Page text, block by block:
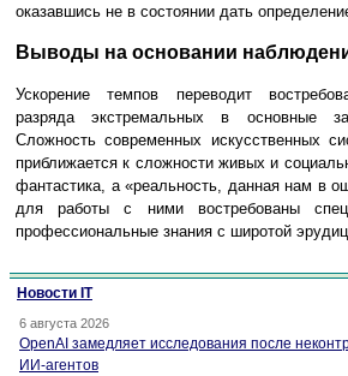
оказавшись не в состоянии дать
Выводы на основании
Ускорение темпов переводит
разряда экстремальных в основные
Сложность современных искусственных
приближается к сложности живых и
фантастика, а «реальность, данная нам в
для работы с ними востребованы
профессиональные знания с широтой
Новости IT
6 августа 2026
OpenAI замедляет исследования после
ИИ-агентов